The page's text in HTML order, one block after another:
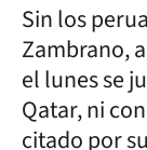
Sin los
Zambrano,
el lunes se
Qatar, ni
citado por